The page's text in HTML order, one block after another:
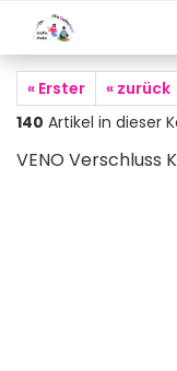
« Erster « zurück
140 Artikel in dieser
VENO Verschluss